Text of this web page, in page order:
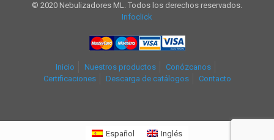
© 2020 Nebulizadores ML. Todos los derechos reservados.
Infoclick
Inicio Nuestros productos
Conózcanos
Certificaciones
Descarga de catálogos Contacto
Español Inglés